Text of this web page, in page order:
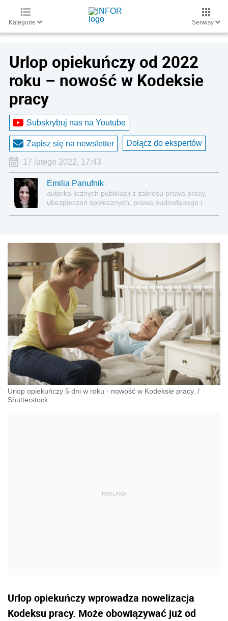
Kategorie Serwisy
Urlop opiekuńczy od 2022
roku – nowość w Kodeksie
pracy
Subskrybuj nas na Youtube
Zapisz się na newsletter Dołącz do ekspertów
17 lutego 2022, 17:43
Emilia Panufnik
autorka licznych publikacji z zakresu prawa pracy,
ubezpieczeń społecznych, prawa budowlanego i
Urlop opiekuńczy 5 dni w roku - nowość w Kodeksie pracy. /
Shutterstock
Urlop opiekuńczy wprowadza nowelizacja
Kodeksu pracy. Może obowiązywać już od